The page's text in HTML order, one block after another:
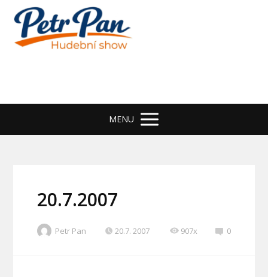
MENU
20.7.2007
Petr Pan 20.7. 2007 0
907x